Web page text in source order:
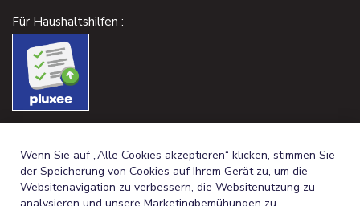
Für Haushaltshilfen :
Wenn Sie auf „Alle Cookies akzeptieren“ klicken, stimmen Sie
der Speicherung von Cookies auf Ihrem Gerät zu, um die
Websitenavigation zu verbessern, die Websitenutzung zu